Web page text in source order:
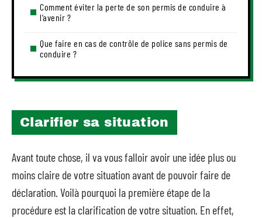
Comment éviter la perte de son permis de conduire à
l’avenir ?
Que faire en cas de contrôle de police sans permis de
conduire ?
Clarifier sa situation
Avant toute chose, il va vous falloir avoir une idée plus ou
moins claire de votre situation avant de pouvoir faire de
déclaration. Voilà pourquoi la première étape de la
procédure est la clarification de votre situation. En effet,